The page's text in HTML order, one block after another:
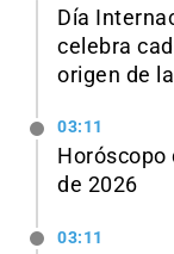
Día
celebra
origen de
03:11
Horóscopo
de 2026
03:11